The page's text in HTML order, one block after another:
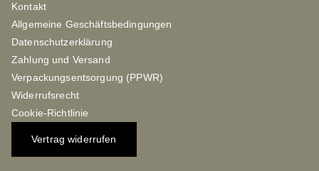
Kontakt
Allgemeine Geschäftsbedingungen
Datenschutzerklärung
Zahlung und Versand
Verpackungsentsorgung (PPWR)
Widerrufsrecht
Cookie-Richtlinie
Vertrag widerrufen